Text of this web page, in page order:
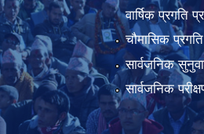
वार्षिक प्रगति
चौमासिक
सार्वजनिक
सार्वजनिक